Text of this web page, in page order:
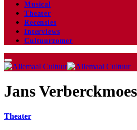
Musical
Theater
Recensies
Interviews
Cultuurzomer
Jans Verberckmoes
Theater